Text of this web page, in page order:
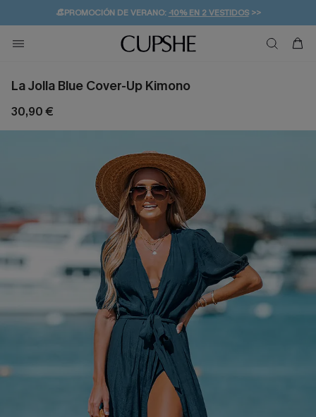
👒PROMOCIÓN DE VERANO:-10% EN 2 VESTIDOS>>
💌¡SUSCRIBIRSE & GANAR -10% EXTRA!
🚚ENVÍO GRATUITO A PARTIR DE 49 € >>
La Jolla Blue Cover-Up Kimono
30,90 €